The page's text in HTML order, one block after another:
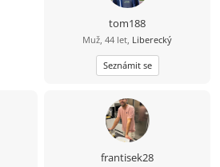
tom188
Muž, 44 let, Liberecký
Seznámit se
frantisek28